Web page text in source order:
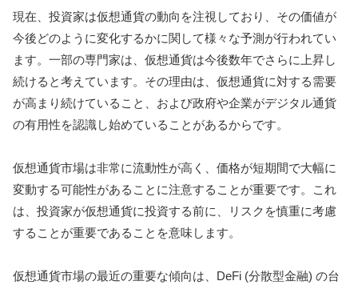
現在、投資家は仮想通貨の動向を注視しており、その価値が
今後どのように変化するかに関して様々な予測が行われてい
ます。一部の専門家は、仮想通貨は今後数年でさらに上昇し
続けると考えています。その理由は、仮想通貨に対する需要
が高まり続けていること、および政府や企業がデジタル通貨
の有用性を認識し始めていることがあるからです。
仮想通貨市場は非常に流動性が高く、価格が短期間で大幅に
変動する可能性があることに注意することが重要です。これ
は、投資家が仮想通貨に投資する前に、リスクを慎重に考慮
することが重要であることを意味します。
仮想通貨市場の最近の重要な傾向は、DeFi (分散型金融) の台